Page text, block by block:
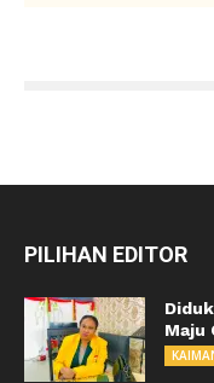
PILIHAN EDITOR
Maju